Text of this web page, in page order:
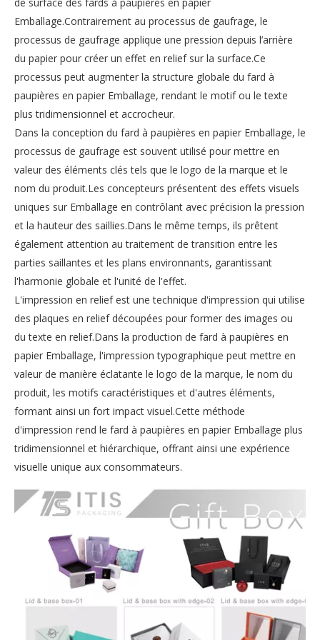
Emballage.Contrairement au processus de gaufrage, le
processus de gaufrage applique une pression depuis l’arrière
du papier pour créer un effet en relief sur la surface.Ce
processus peut augmenter la structure globale du fard à
paupières en papier Emballage, rendant le motif ou le texte
plus tridimensionnel et accrocheur.
Dans la conception du fard à paupières en papier Emballage, le
processus de gaufrage est souvent utilisé pour mettre en
valeur des éléments clés tels que le logo de la marque et le
nom du produit.Les concepteurs présentent des effets visuels
uniques sur Emballage en contrôlant avec précision la pression
et la hauteur des saillies.Dans le même temps, ils prêtent
également attention au traitement de transition entre les
parties saillantes et les plans environnants, garantissant
l'harmonie globale et l'unité de l'effet.
L'impression en relief est une technique d'impression qui utilise
des plaques en relief découpées pour former des images ou
du texte en relief.Dans la production de fard à paupières en
papier Emballage, l'impression typographique peut mettre en
valeur de manière éclatante le logo de la marque, le nom du
produit, les motifs caractéristiques et d'autres éléments,
formant ainsi un fort impact visuel.Cette méthode
d'impression rend le fard à paupières en papier Emballage plus
tridimensionnel et hiérarchique, offrant ainsi une expérience
visuelle unique aux consommateurs.